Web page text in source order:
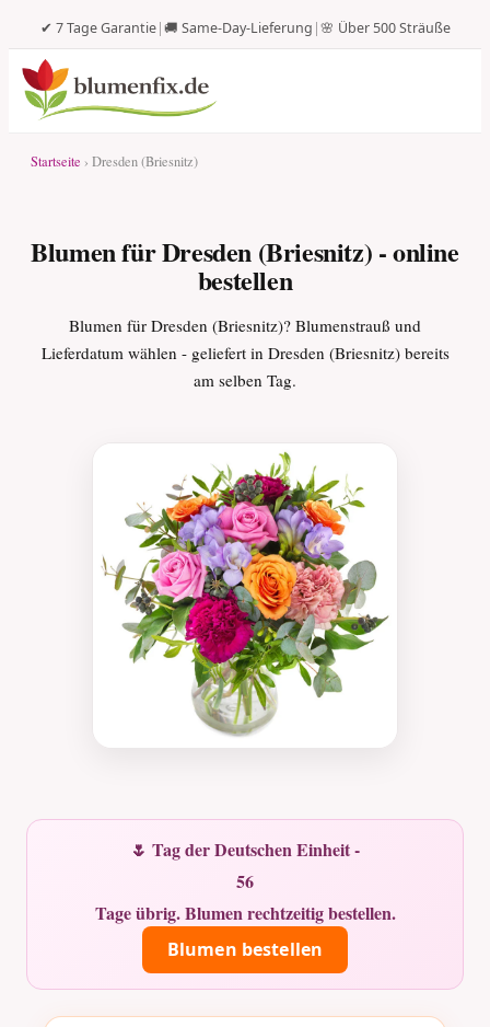
✔ 7 Tage Garantie|🚚 Same-Day-Lieferung |🌸 Über 500 Sträuße
Startseite › Dresden (Briesnitz)
Blumen für Dresden (Briesnitz) - online
bestellen
Blumen für Dresden (Briesnitz)? Blumenstrauß und
Lieferdatum wählen - geliefert in Dresden (Briesnitz) bereits
am selben Tag.
🌷 Tag der Deutschen Einheit -
56
Tage übrig. Blumen rechtzeitig bestellen.
Blumen bestellen